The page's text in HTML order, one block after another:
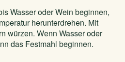
Wasser oder Wein beginnen,
herunterdrehen. Mit
würzen. Wenn Wasser oder
das Festmahl beginnen.